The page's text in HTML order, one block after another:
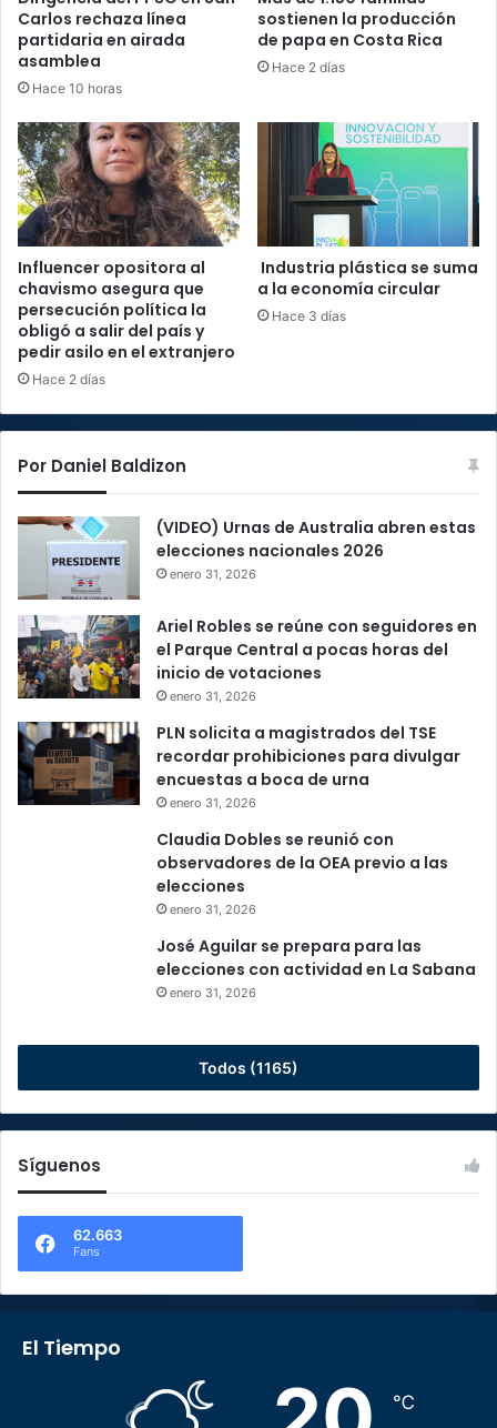
Carlos rechaza línea
partidaria en airada
asamblea
Hace 10 horas
sostienen la producción
de papa en Costa Rica
Hace 2 días
Influencer opositora al
chavismo asegura que
persecución política la
obligó a salir del país y
pedir asilo en el extranjero
Hace 2 días
Industria plástica se suma
a la economía circular
Hace 3 días
Por Daniel Baldizon
(VIDEO) Urnas de Australia abren estas
elecciones nacionales 2026
enero 31, 2026
Ariel Robles se reúne con seguidores en
el Parque Central a pocas horas del
inicio de votaciones
enero 31, 2026
PLN solicita a magistrados del TSE
recordar prohibiciones para divulgar
encuestas a boca de urna
enero 31, 2026
Claudia Dobles se reunió con
observadores de la OEA previo a las
elecciones
enero 31, 2026
José Aguilar se prepara para las
elecciones con actividad en La Sabana
enero 31, 2026
Todos (1165)
Síguenos
62.663
Fans
El Tiempo
℃